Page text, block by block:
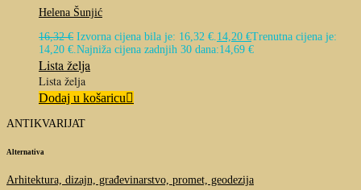
Helena Šunjić
16,32€ Izvorna cijena bila je: 16,32 €.14,20 €Trenutna cijena je:
14,20 €.Najniža cijena zadnjih 30 dana:14,69 €
Lista želja
Lista želja
Dodaj u košaricu
ANTIKVARIJAT
Alternativa
Arhitektura, dizajn, građevinarstvo, promet, geodezija